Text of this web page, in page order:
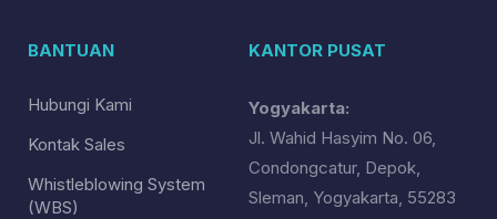
BANTUAN
Hubungi Kami
Kontak Sales
Whistleblowing System
(WBS)
KANTOR PUSAT
Yogyakarta:
Jl. Wahid Hasyim No. 06,
Condongcatur, Depok,
Sleman, Yogyakarta, 55283